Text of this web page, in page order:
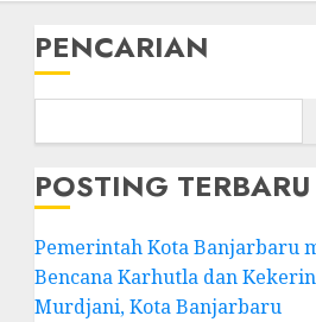
PENCARIAN
POSTING TERBARU
Pemerintah Kota Banjarbaru
Bencana Karhutla dan
Murdjani, Kota Banjarbaru